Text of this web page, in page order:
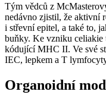
Tým vědců z
nedávno zjistil, že aktivní
i střevní epitel, a také to,
buňky. Ke vzniku celiakie
kódující MHC II. Ve své
IEC, lepkem a T
Organoidní